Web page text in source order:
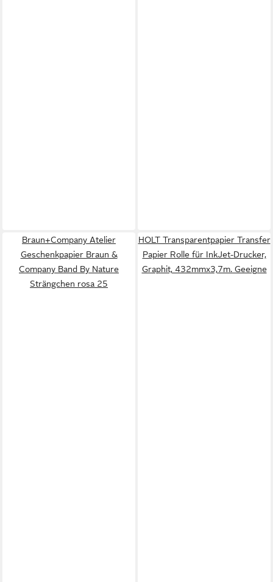
Braun+Company Atelier
Geschenkpapier Braun &
Company Band By Nature
Strängchen rosa 25
HOLT Transparentpapier Transfer
Papier Rolle für InkJet-Drucker,
Graphit, 432mmx3,7m. Geeigne